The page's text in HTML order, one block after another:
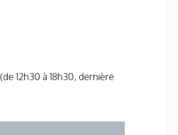
(de 12h30 à 18h30, dernière